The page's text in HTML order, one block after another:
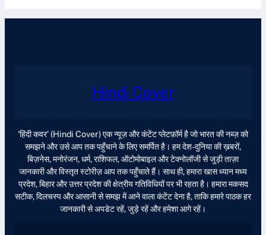
Hindi Cover
‘हिंदी कवर’ (Hindi Cover) एक न्यूज़ और कंटेंट प्लेटफ़ॉर्म है जो भारत की नब्ज़ को
समझने और उसे आप तक पहुँचाने के लिए समर्पित है। हम देश-दुनिया की ख़बरों,
बिज़नेस, मनोरंजन, धर्म, राशिफल, ऑटोमोबाइल और टेक्नोलॉजी से जुड़ी ताज़ा
जानकारी और विस्तृत स्टोरीज़ आप तक पहुँचाते हैं। साथ ही, हमारा खास ध्यान मध्य
प्रदेश, बिहार और उत्तर प्रदेश की क्षेत्रीय गतिविधियों पर भी रहता है। हमारा मकसद
सटीक, दिलचस्प और आसानी से समझ में आने वाला कंटेंट देना है, ताकि हमारे पाठक हर
जानकारी से अपडेट रहें, जुड़े रहें और हमेशा आगे रहें।